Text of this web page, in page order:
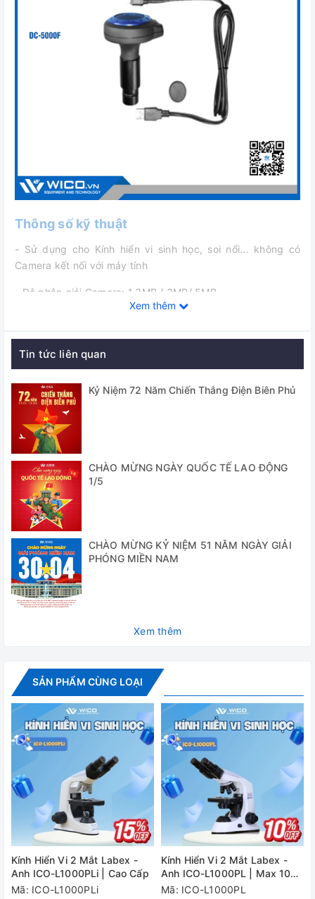
Thông số kỹ thuật
- Sử dụng cho Kính hiển vi sinh học, soi nổi... không có
Camera kết nối với máy tính
- Độ phân giải Camera: 1.3MP / 3MP/ 5MP
- Có khả năng tự động cân bằng trắng
- Định dạng ảnh: JPG/BMP/PNG/GIF
- Định dạng video: avi
- Hệ điều hành tương thích: Win XP, VISTA, 7, 8,10
- Lắp vừa cho các loại kính hiển vi
Cung cấp bao gồm
- 01x Camera kính hiển vi kỹ thuật số DC-3000F/DC-
5000F/DC-1300F
- 01x Túi bảo vệ
- 01x Đĩa CD phần mềm kết nối máy tính
- 01x Hướng dẫn sử dụng.
Thông số kỹ thuật
Độ phân giải
Camera
1.3MP /
Kích thước
Giao diện USB
Định dạng ảnh JPG/BMP/
Định dạng video
Xem thêm
Tin tức liên quan
Kỷ Niệm 72 Năm Chiến Thắng Điện Biên Phủ
CHÀO MỪNG NGÀY QUỐC TẾ LAO ĐỘNG
1/5
CHÀO MỪNG KỶ NIỆM 51 NĂM NGÀY GIẢI
PHÓNG MIỀN NAM
Xem thêm
SẢN PHẨM CÙNG LOẠI
Kính Hiển Vi 2 Mắt Labex -
Anh ICO-L1000PLi | Cao Cấp
Mã: ICO-L1000PLi
Kính Hiển Vi 2 Mắt Labex -
Anh ICO-L1000PL | Max 1000
lần
Mã: ICO-L1000PL